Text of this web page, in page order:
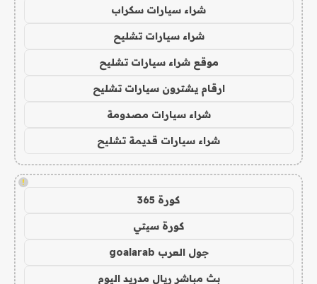
شراء سيارات سكراب
شراء سيارات تشليح
موقع شراء سيارات تشليح
ارقام يشترون سيارات تشليح
شراء سيارات مصدومة
شراء سيارات قديمة تشليح
!
كورة 365
كورة سيتي
جول العرب goalarab
بث مباشر ريال مدريد اليوم